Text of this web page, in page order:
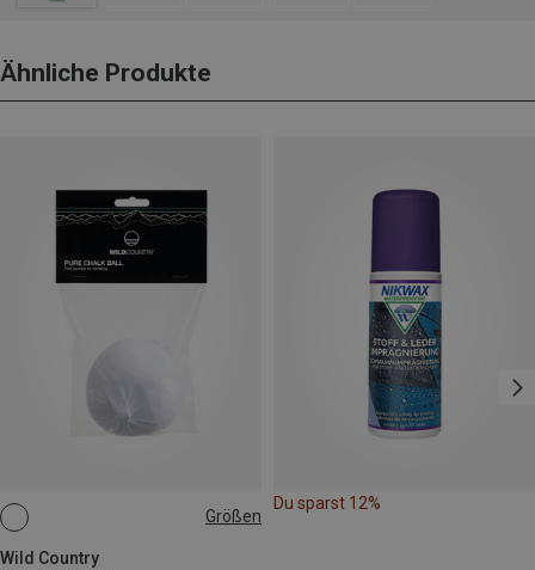
Ähnliche Produkte
Größen
Wild Country
ONE SIZE
Du sparst 12%